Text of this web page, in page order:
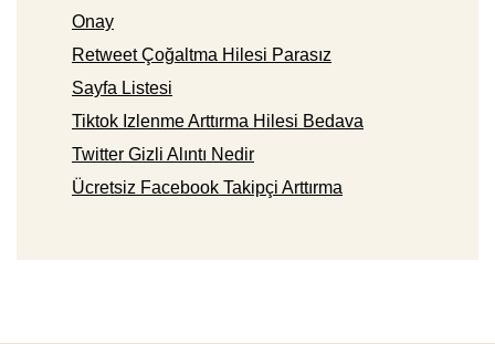
Onay
Retweet Çoğaltma Hilesi Parasız
Sayfa Listesi
Tiktok Izlenme Arttırma Hilesi Bedava
Twitter Gizli Alıntı Nedir
Ücretsiz Facebook Takipçi Arttırma